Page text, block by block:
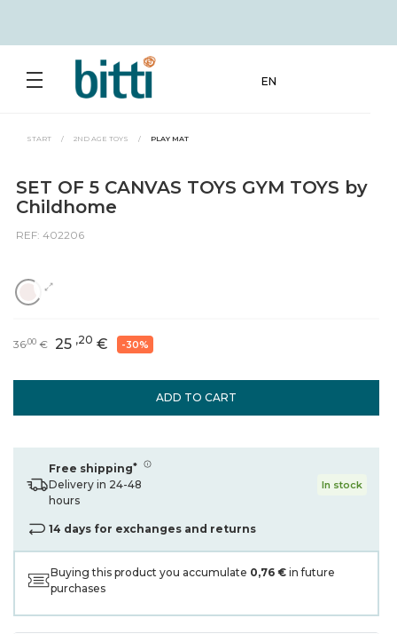
EN
START / 2ND AGE TOYS / PLAY MAT
SET OF 5 CANVAS TOYS GYM TOYS by
Childhome
REF: 402206
ADD TO CART
36,00 € 25 ,20 € -30%
Free shipping*
Delivery in 24-48
hours
In stock
14 days for exchanges and returns
Buying this product you accumulate 0,76 € in future
purchases